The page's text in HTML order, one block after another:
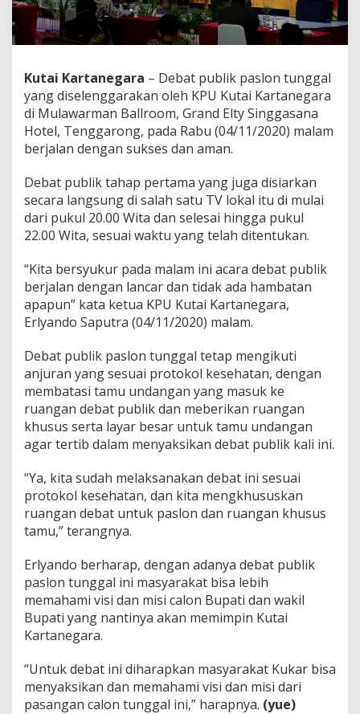
Kutai Kartanegara – Debat publik paslon tunggal
yang diselenggarakan oleh KPU Kutai Kartanegara
di Mulawarman Ballroom, Grand Elty Singgasana
Hotel, Tenggarong, pada Rabu (04/11/2020) malam
berjalan dengan sukses dan aman.
Debat publik tahap pertama yang juga disiarkan
secara langsung di salah satu TV lokal itu di mulai
dari pukul 20.00 Wita dan selesai hingga pukul
22.00 Wita, sesuai waktu yang telah ditentukan.
“Kita bersyukur pada malam ini acara debat publik
berjalan dengan lancar dan tidak ada hambatan
apapun” kata ketua KPU Kutai Kartanegara,
Erlyando Saputra (04/11/2020) malam.
Debat publik paslon tunggal tetap mengikuti
anjuran yang sesuai protokol kesehatan, dengan
membatasi tamu undangan yang masuk ke
ruangan debat publik dan meberikan ruangan
khusus serta layar besar untuk tamu undangan
agar tertib dalam menyaksikan debat publik kali ini.
“Ya, kita sudah melaksanakan debat ini sesuai
protokol kesehatan, dan kita mengkhususkan
ruangan debat untuk paslon dan ruangan khusus
tamu,” terangnya.
Erlyando berharap, dengan adanya debat publik
paslon tunggal ini masyarakat bisa lebih
memahami visi dan misi calon Bupati dan wakil
Bupati yang nantinya akan memimpin Kutai
Kartanegara.
“Untuk debat ini diharapkan masyarakat Kukar bisa
menyaksikan dan memahami visi dan misi dari
pasangan calon tunggal ini,” harapnya. (yue)